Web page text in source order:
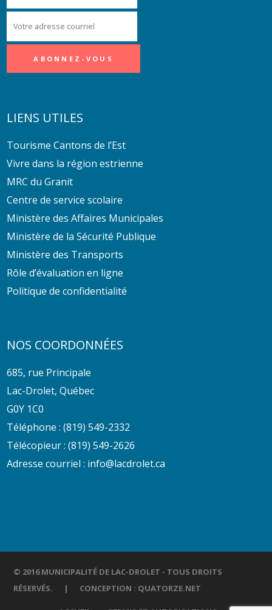
LIENS UTILES
Tourisme Cantons de l’Est
Vivre dans la région estrienne
MRC du Granit
Centre de service scolaire
Ministère des Affaires Municipales
Ministère de la Sécurité Publique
Ministère des Transports
Rôle d’évaluation en ligne
Politique de confidentialité
NOS COORDONNÉES
685, rue Principale
Lac-Drolet, Québec
G0Y 1C0
Téléphone :(819) 549-2332
Télécopieur : (819) 549-2626
Adresse courriel : info@lacdrolet.ca
© 2016 MUNICIPALITÉ DE LAC-DROLET - TOUS DROITS
RÉSERVÉS. | CONCEPTION : QUATORZE.NET